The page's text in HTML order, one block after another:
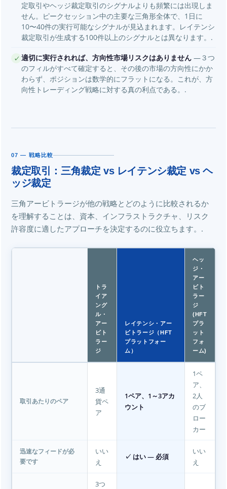
定取引やヘッジ裁定取引のシグナルよりも頻繁には出現しま
せん。ピークセッション中の主要な三角形全体で、1日に
10〜40件の実行可能なシグナルが見込まれます。レイテンシ
裁定取引が生成する100件以上のシグナルとは異なります。.
✓ 適切に実行されれば、方向性市場リスクはありません ―３つ
のフィルがすべて確定すると、その後の市場の方向性にかか
わらず、ポジションは数学的にフラットになる。これが、方
向性トレーディング戦略に対する真の利点である。.
07 — 戦略比較
裁定取引：三角裁定 vs レイテンシ裁定 vs ヘ
ッジ裁定
三角アービトラージが他の戦略とどのように比較されるか
を理解することは、資本、インフラストラクチャ、リスク
許容度に適したアプローチを決定するのに役立ちます。.
トラ
イア
ング
ル・
アー
ビト
ラー
ジ
レイテンシ・アー
ビトラージ（HFT
プラットフォー
ム）
ヘッ
ジ・
アー
ビト
ラー
ジ
(HFT
プラ
ット
フォ
ーム)
取引あたりのペア
3通
貨ペ
ア
1ペア、1～3アカ
ウント
1ペ
ア、
2人
のブ
ロー
カー
迅速なフィードが必
要です
いい
え
✓ はい — 必須
いい
え
3つ